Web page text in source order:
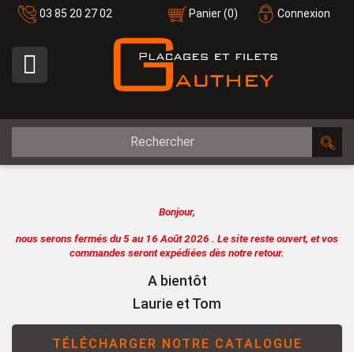
03 85 20 27 02 Connexion
Panier(0)

Bonjour,
nous serons fermés du 5 au 16 Août 2026 . Le site reste ouvert, et vos
commandes seront expédiées dès notre retour.
A bientôt
Laurie et Tom
TÉLÉCHARGER NOTRE CATALOGUE